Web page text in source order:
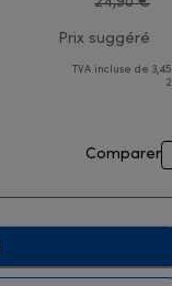
24,90 €
Prix suggéré
TVA incluse de
Comparer